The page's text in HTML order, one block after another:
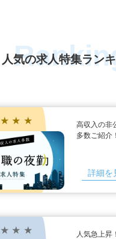
人気の求人特集ラン
★ ★ ★
高収入の非
多数ご紹介！
詳細を
★ ★ ★
人気急上昇！